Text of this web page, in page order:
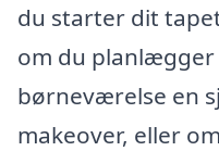
du starter dit
om du planlægger
børneværelse en
makeover, eller